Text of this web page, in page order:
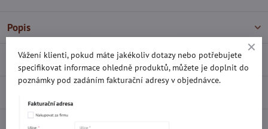
Popis
Recenze 0
Vážení klienti, pokud máte jakékoliv dotazy nebo potřebujete
specifikovat informace ohledně produktů, můžete je doplnit do
poznámky pod zadáním fakturační adresy v objednávce.